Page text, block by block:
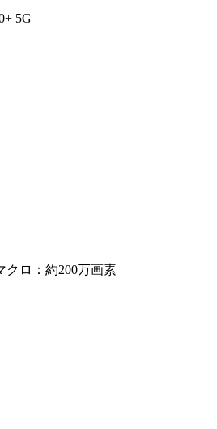
5G
クロ：約200万画素